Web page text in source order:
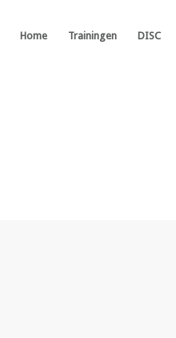
Home Trainingen DISC